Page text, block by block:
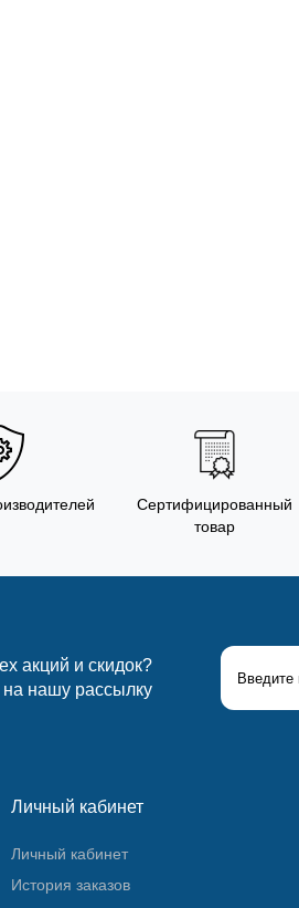
Сертифицированный
товар
акций и скидок?
нашу рассылку
Личный кабинет
Личный кабинет
История заказов